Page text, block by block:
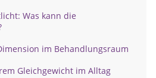
Was kann die
im Behandlungsraum
Gleichgewicht im Alltag